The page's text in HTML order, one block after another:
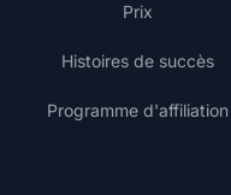
Prix
Histoires de succès
Programme d'affiliation